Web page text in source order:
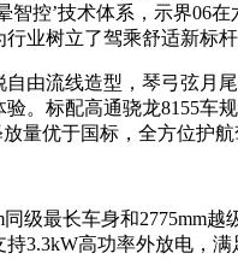
控’技术体系，示界06
业树立了驾乘舒适新标杆
由流线造型，琴弓弦月
。标配高通骁龙8155
量优于国标，全方位护
级最长车身和2775mm
3.3kW高功率外放电，